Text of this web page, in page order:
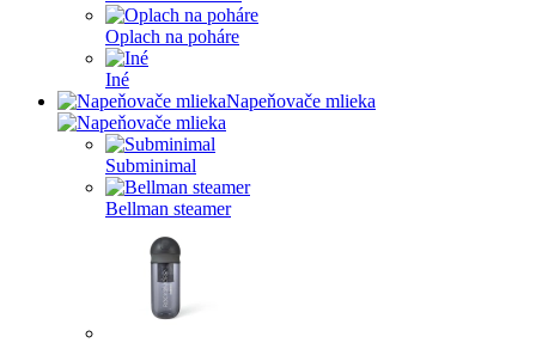
Oplach na poháre
Iné
Napeňovače mlieka
Subminimal
Bellman steamer